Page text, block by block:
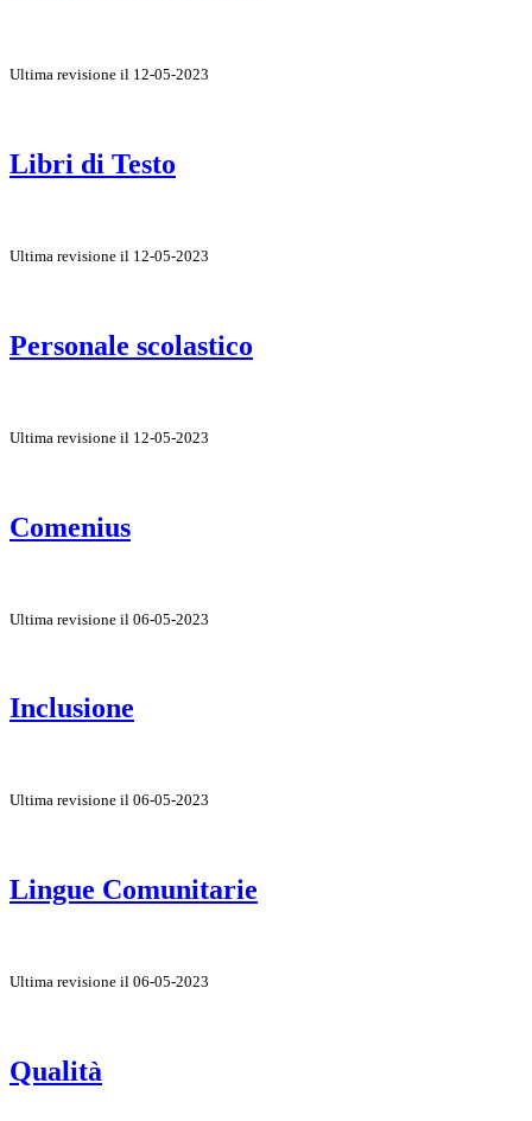
Ultima revisione il 12-05-2023
Libri di Testo
Ultima revisione il 12-05-2023
Personale scolastico
Ultima revisione il 12-05-2023
Comenius
Ultima revisione il 06-05-2023
Inclusione
Ultima revisione il 06-05-2023
Lingue Comunitarie
Ultima revisione il 06-05-2023
Qualità